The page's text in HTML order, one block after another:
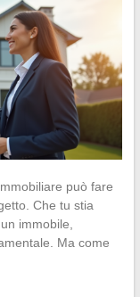
può fare
Che tu stia
immobile,
Ma come